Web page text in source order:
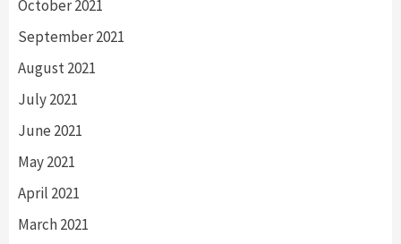
October 2021
September 2021
August 2021
July 2021
June 2021
May 2021
April 2021
March 2021